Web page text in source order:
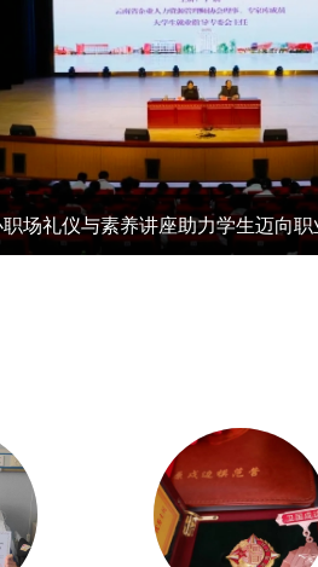
能队伍建设|我校举办第二期辅导